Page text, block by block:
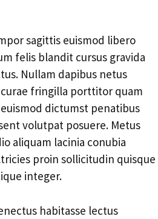
sagittis euismod libero
felis blandit cursus gravida
Nullam dapibus netus
fringilla porttitor quam
dictumst penatibus
volutpat posuere. Metus
aliquam lacinia conubia
proin sollicitudin quisque
integer.
habitasse lectus